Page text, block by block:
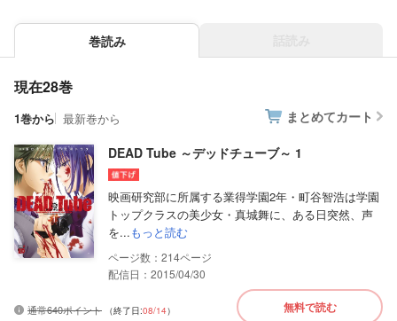
巻読み
現在28巻
1巻から 最新巻から まとめてカート
DEAD Tube ～デッドチューブ～ 1
映画研究部に所属する業得学園2年・町谷智浩は学園
トップクラスの美少女・真城舞に、ある日突然、声
を...もっと読む
214
配信日：2015/04/30
通常640ポイント （終了日:08/14） 無料で読む